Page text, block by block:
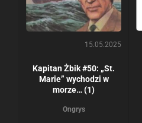
15.05.2025
Kapitan Żbik #50: „St.
Marie” wychodzi w
morze… (1)
Ongrys